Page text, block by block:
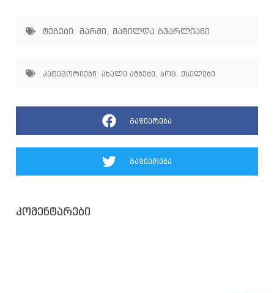
ტეგები: მარში, მატილდა გვარლიანი
კატეგორიები: ახალი ამბები სოც. ქსელები
გაზიარება
გაზიარება
კომენტარები